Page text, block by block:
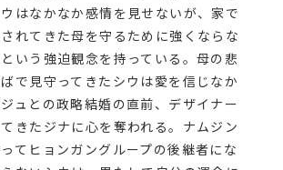
はなかなか感情を見せないが、家で
れてきた母を守るために強くならな
いう強迫観念を持っている。母の悲
で見守ってきたシウは愛を信じなか
ュとの政略結婚の直前、デザイナー
きたジナに心を奪われる。ナムジン
てヒョンガングループの後継者にな